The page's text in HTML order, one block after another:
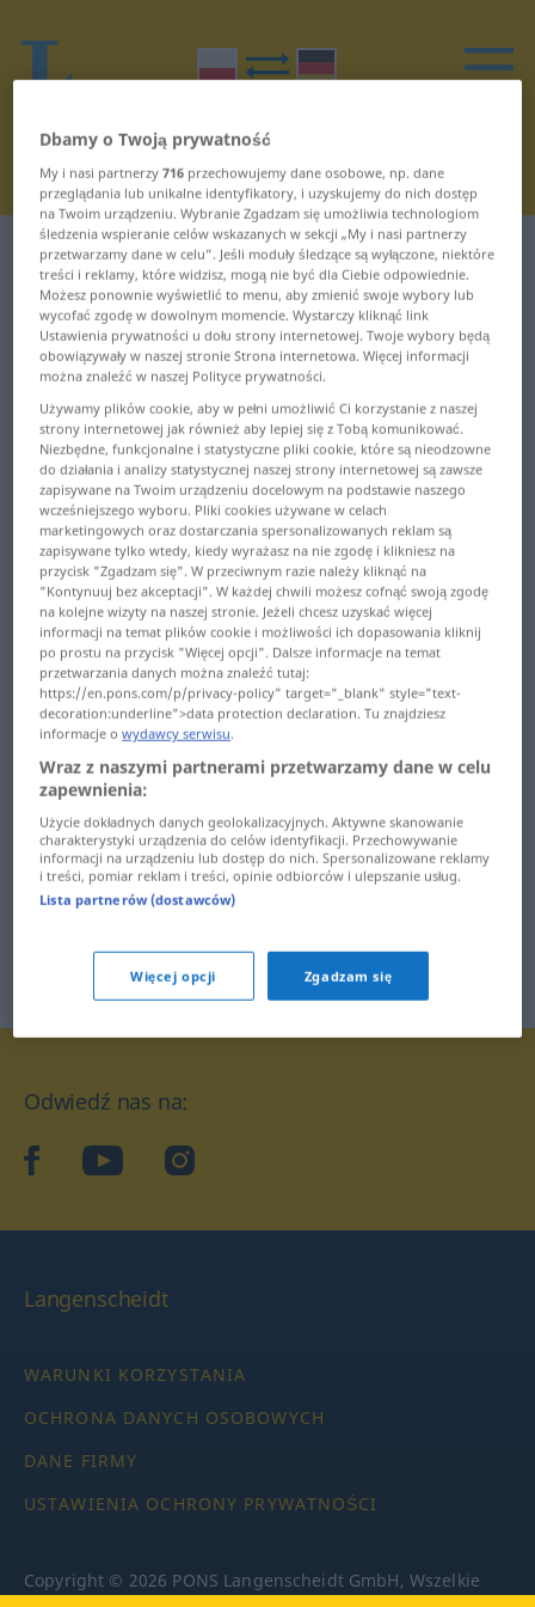
Słownik Polski-Niemiecki Ś
Słowa w polskim zaczynające się
na Ś
ściana ... ścierwo
ścieśniać ... ściąć
ścięcie ... ślepia
ślepiec ... ślinowy
śliski ... śluzowy
śluzówka ...
śmiercionośny
śmierdziel ... śmietnisko
śmieć ... śnieżyca
śnieżyczka ... śpiewny
śpioch ...
średniowieczny
średniozamożny ...
śródmieście
śródziemnomorski ...
światłocień
światłoczuły ... świecki
świeczka ... świetlówka
świętojański ...
świństwo
Odwiedź nas na:
facebookYouTubeInstagram
Langenscheidt
WARUNKI KORZYSTANIA
OCHRONA DANYCH OSOBOWYCH
DANE FIRMY
USTAWIENIA OCHRONY PRYWATNOŚCI
Copyright © 2026 PONS Langenscheidt GmbH, Wszelkie
Dbamy o Twoją prywatność
My i nasi partnerzy716 przechowujemy dane osobowe, np. dane
przeglądania lub unikalne identyfikatory, i uzyskujemy do nich dostęp
na Twoim urządzeniu. Wybranie Zgadzam się umożliwia technologiom
śledzenia wspieranie celów wskazanych w sekcji „My i nasi partnerzy
przetwarzamy dane w celu”. Jeśli moduły śledzące są wyłączone, niektóre
treści i reklamy, które widzisz, mogą nie być dla Ciebie odpowiednie.
Możesz ponownie wyświetlić to menu, aby zmienić swoje wybory lub
wycofać zgodę w dowolnym momencie. Wystarczy kliknąć link
Ustawienia prywatności u dołu strony internetowej. Twoje wybory będą
obowiązywały w naszej stronie Strona internetowa. Więcej informacji
można znaleźć w naszej Polityce prywatności.
Używamy plików cookie, aby w pełni umożliwić Ci korzystanie z naszej
strony internetowej jak również aby lepiej się z Tobą komunikować.
Niezbędne, funkcjonalne i statystyczne pliki cookie, które są nieodzowne
do działania i analizy statystycznej naszej strony internetowej są zawsze
zapisywane na Twoim urządzeniu docelowym na podstawie naszego
wcześniejszego wyboru. Pliki cookies używane w celach
marketingowych oraz dostarczania spersonalizowanych reklam są
zapisywane tylko wtedy, kiedy wyrażasz na nie zgodę i klikniesz na
przycisk "Zgadzam się". W przeciwnym razie należy kliknąć na
"Kontynuuj bez akceptacji". W każdej chwili możesz cofnąć swoją zgodę
na kolejne wizyty na naszej stronie. Jeżeli chcesz uzyskać więcej
informacji na temat plików cookie i możliwości ich dopasowania kliknij
po prostu na przycisk "Więcej opcji". Dalsze informacje na temat
przetwarzania danych można znaleźć tutaj:
https://en.pons.com/p/privacy-policy" target="_blank" style="text-
decoration:underline">data protection declaration. Tu znajdziesz
informacje owydawcy serwisu.
Wraz z naszymi partnerami przetwarzamy dane w celu
zapewnienia:
Użycie dokładnych danych geolokalizacyjnych. Aktywne skanowanie
charakterystyki urządzenia do celów identyfikacji. Przechowywanie
informacji na urządzeniu lub dostęp do nich. Spersonalizowane reklamy
i treści, pomiar reklam i treści, opinie odbiorców i ulepszanie usług.
Lista partnerów (dostawców)
Więcej opcji Zgadzam się